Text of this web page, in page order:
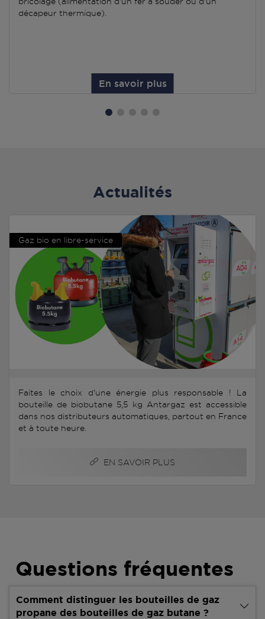
décapeur thermique).
En savoir plus
Actualités
Gaz bio en libre-service
Faites le choix d'une énergie plus responsable ! La
bouteille de biobutane 5,5 kg Antargaz est accessible
dans nos distributeurs automatiques, partout en France
et à toute heure.
EN SAVOIR PLUS
Questions fréquentes
Comment distinguer les bouteilles de gaz
propane des bouteilles de gaz butane ?